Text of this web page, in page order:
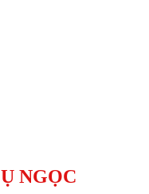
NGỌC